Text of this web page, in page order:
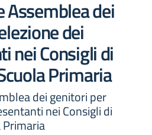
Assemblea dei
dei
nei Consigli di
Primaria
dei genitori per
nei Consigli di